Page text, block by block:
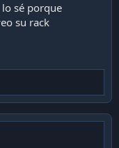
lo sé porque
su rack